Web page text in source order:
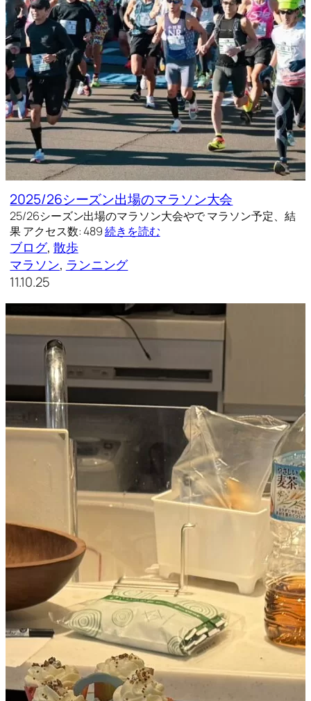
2025/26シーズン出場のマラソン大会
25/26シーズン出場のマラソン大会やで マラソン予定、結
果 アクセス数: 489続きを読む
ブログ, 散歩
マラソン, ランニング
11.10.25